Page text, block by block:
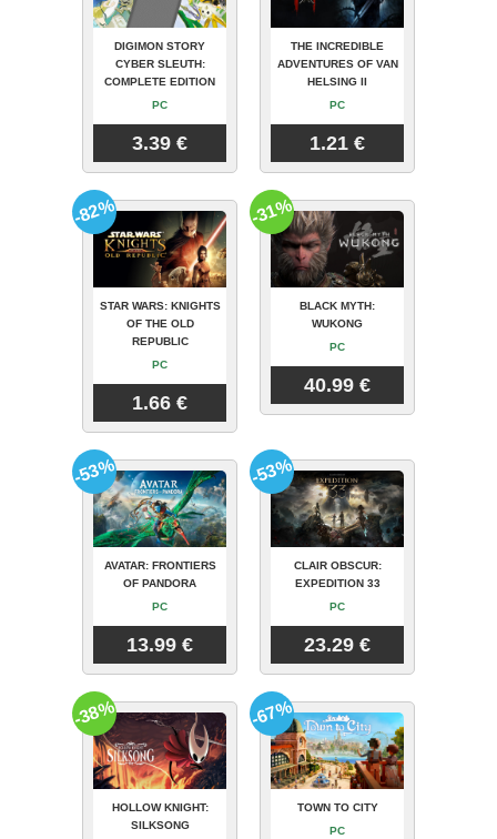
DIGIMON STORY
CYBER SLEUTH:
COMPLETE EDITION
PC
3.39 €
THE INCREDIBLE
ADVENTURES OF VAN
HELSING II
PC
1.21 €
STAR WARS: KNIGHTS
OF THE OLD
REPUBLIC
PC
1.66 €
-82%
BLACK MYTH:
WUKONG
PC
40.99 €
-31%
AVATAR: FRONTIERS
OF PANDORA
PC
13.99 €
-53%
CLAIR OBSCUR:
EXPEDITION 33
PC
23.29 €
-53%
HOLLOW KNIGHT:
SILKSONG
-38%
TOWN TO CITY
PC
-67%